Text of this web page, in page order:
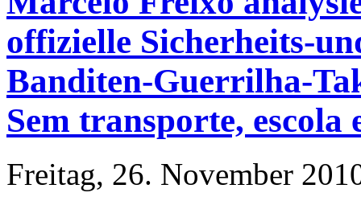
offizielle Sicherheits-
Banditen-Guerrilha-
Sem transporte, escola
Freitag, 26. November